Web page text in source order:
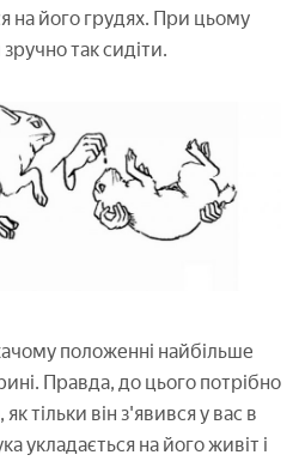
на його грудях. При цьому
так сидіти.
положенні найбільше
Правда, до цього потрібно
тільки він з'явився у вас в
укладається на його живіт і